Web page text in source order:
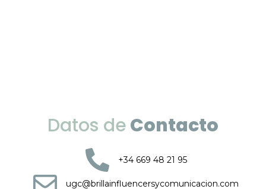
Datos deContacto
+34 669 48 21 95
ugc@brillainfluencersycomunicacion.com